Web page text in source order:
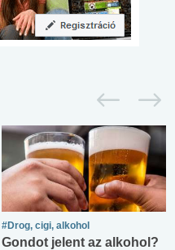
#Drog, cigi, alkohol
Gondot jelent az alkohol?